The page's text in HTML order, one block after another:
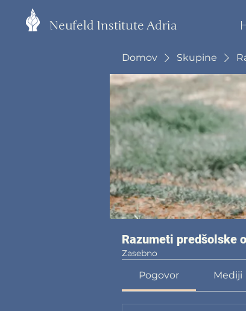
Neufeld Institute Adria
Domov Skupine
Razumeti predšolske
Zasebno
Pogovor Mediji